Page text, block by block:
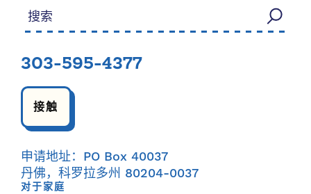
搜索：
303-595-4377
接触
申请地址：PO Box 40037
丹佛，科罗拉多州 80204-0037
对于家庭